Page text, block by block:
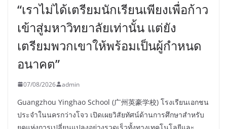
“เราไม่ได้เตรียมนักเรียนเพียงเพื่อก้าว
เข้าสู่มหาวิทยาลัยเท่านั้น แต่ยัง
เตรียมพวกเขาให้พร้อมเป็นผู้กำหนด
อนาคต”
07/08/2026 admin
Guangzhou Yinghao School (广州英豪学校) โรงเรียนเอกชน
ประจำในนครกว่างโจว เปิดเผยวิสัยทัศน์ด้านการศึกษาสำหรับ